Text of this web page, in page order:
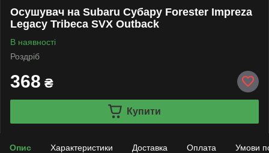
Осушувач на Subaru Субару Forester Impreza
Legacy Tribeca SVX Outback
В наявності
Роздріб
368 ₴
Купити
Опис Характеристики Доставка Оплата Умови